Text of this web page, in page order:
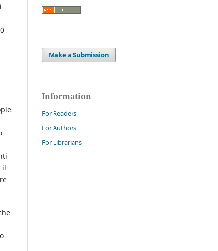
il
Make a Submission
Information
For Readers
For Authors
For Librarians